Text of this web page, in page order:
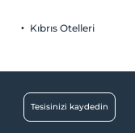
Kıbrıs Otelleri
Tesisinizi kaydedin